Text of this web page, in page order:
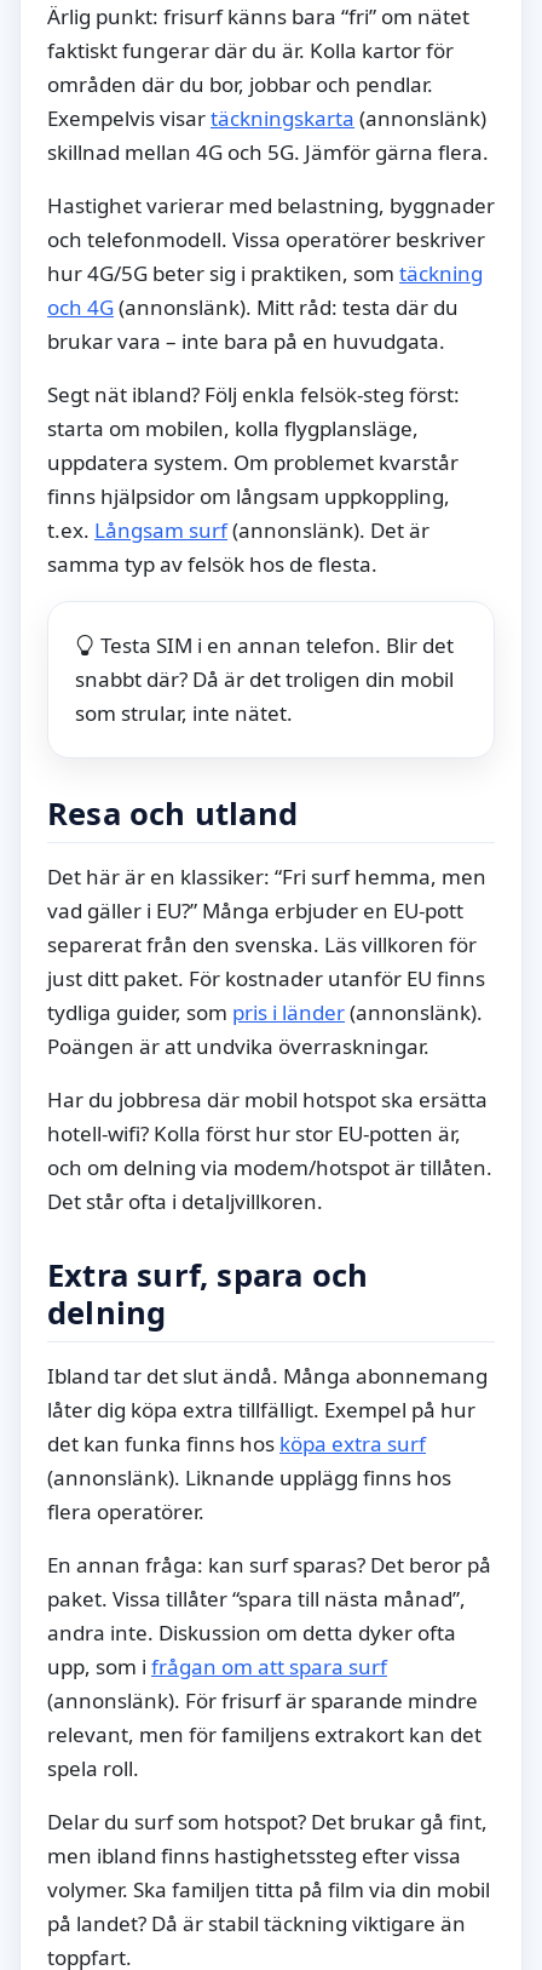
Ärlig punkt: frisurf känns bara “fri” om nätet
faktiskt fungerar där du är. Kolla kartor för
områden där du bor, jobbar och pendlar.
Exempelvis visartäckningskarta (annonslänk)
skillnad mellan 4G och 5G. Jämför gärna flera.
Hastighet varierar med belastning, byggnader
och telefonmodell. Vissa operatörer beskriver
hur 4G/5G beter sig i praktiken, som täckning
och 4G(annonslänk). Mitt råd: testa där du
brukar vara – inte bara på en huvudgata.
Segt nät ibland? Följ enkla felsök-steg först:
starta om mobilen, kolla flygplansläge,
uppdatera system. Om problemet kvarstår
finns hjälpsidor om långsam uppkoppling,
t.ex. Långsam surf(annonslänk). Det är
samma typ av felsök hos de flesta.
Testa SIM i en annan telefon. Blir det
snabbt där? Då är det troligen din mobil
som strular, inte nätet.
Resa och utland
Det här är en klassiker: “Fri surf hemma, men
vad gäller i EU?” Många erbjuder en EU-pott
separerat från den svenska. Läs villkoren för
just ditt paket. För kostnader utanför EU finns
tydliga guider, som pris i länder(annonslänk).
Poängen är att undvika överraskningar.
Har du jobbresa där mobil hotspot ska ersätta
hotell-wifi? Kolla först hur stor EU-potten är,
och om delning via modem/hotspot är tillåten.
Det står ofta i detaljvillkoren.
Extra surf, spara och
delning
Ibland tar det slut ändå. Många abonnemang
låter dig köpa extra tillfälligt. Exempel på hur
det kan funka finns hos köpa extra surf
(annonslänk). Liknande upplägg finns hos
flera operatörer.
En annan fråga: kan surf sparas? Det beror på
paket. Vissa tillåter “spara till nästa månad”,
andra inte. Diskussion om detta dyker ofta
upp, som i frågan om att spara surf
(annonslänk). För frisurf är sparande mindre
relevant, men för familjens extrakort kan det
spela roll.
Delar du surf som hotspot? Det brukar gå fint,
men ibland finns hastighetssteg efter vissa
volymer. Ska familjen titta på film via din mobil
på landet? Då är stabil täckning viktigare än
toppfart.